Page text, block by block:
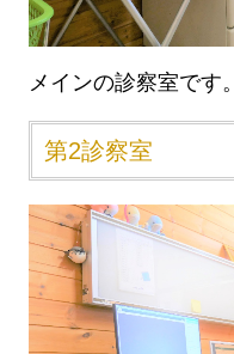
メインの診察室です。
第2診察室